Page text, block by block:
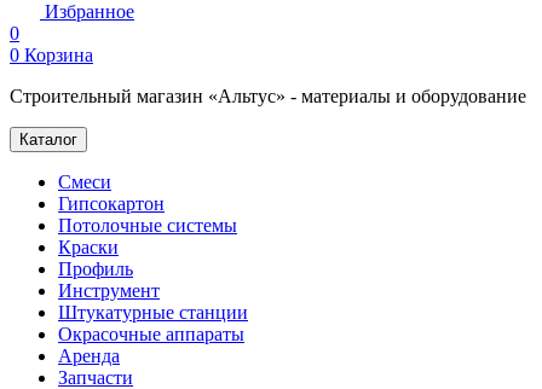
Избранное
0
0 Корзина
Строительный магазин «Альтус» - материалы и оборудование
Каталог
Смеси
Гипсокартон
Потолочные системы
Краски
Профиль
Инструмент
Штукатурные станции
Окрасочные аппараты
Аренда
Запчасти